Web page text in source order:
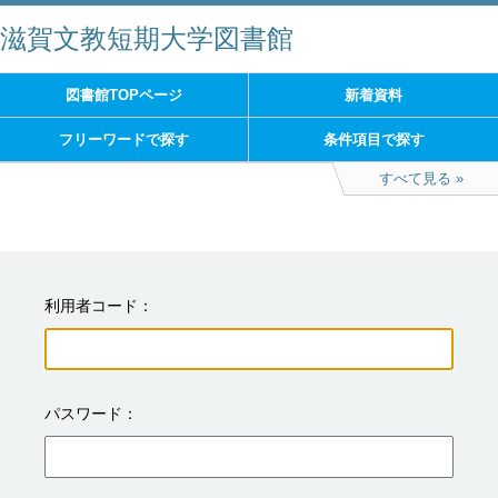
滋賀文教短期大学図書館
図書館TOPページ 新着資料
フリーワードで探す 条件項目で探す
すべて見る
利用者コード
パスワード